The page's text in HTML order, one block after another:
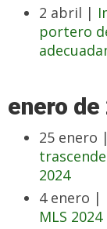
2 abril |
portero
enero de
25 enero |
2024
4 enero |
MLS